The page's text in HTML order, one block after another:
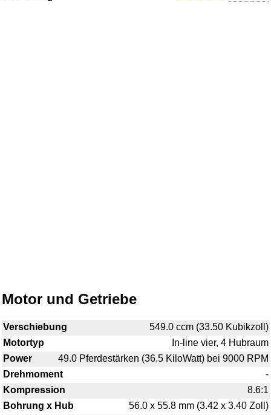
Motor und Getriebe
Verschiebung
549.0 ccm (33.50 Kubikzoll)
Motortyp
In-line vier, 4 Hubraum
Power
49.0 Pferdestärken (36.5 KiloWatt) bei 9000 RPM
Drehmoment
-
Kompression
8.6:1
Bohrung x Hub
56.0 x 55.8 mm (3.42 x 3.40 Zoll)